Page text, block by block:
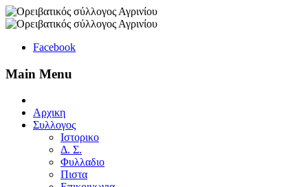
Facebook
Main Menu
Αρχικη
Συλλογος
Ιστορικο
Δ. Σ.
Φυλλαδιο
Πιστα